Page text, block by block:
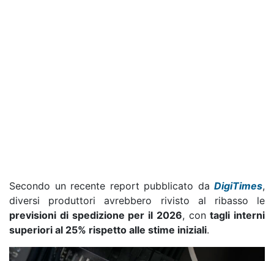
Secondo un recente report pubblicato da DigiTimes,
diversi produttori avrebbero rivisto al ribasso le
previsioni di spedizione per il 2026, contagli interni
superiori al 25% rispetto alle stime iniziali.